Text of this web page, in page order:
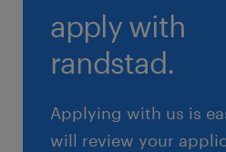
深夜割増で時給2,313円に
残業
1日2時間（月40時間強）
ぎたい方におススメ！
apply with
randstad.
Applying with us is
will review your